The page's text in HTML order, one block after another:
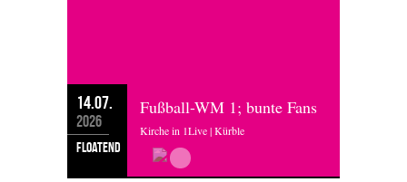
14.07.
2026
floatend
Fußball-WM 1; bunte Fans
Kirche in 1Live | Kürble